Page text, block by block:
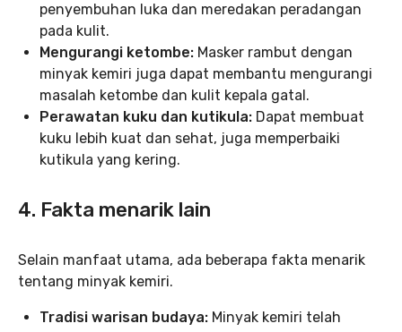
penyembuhan luka dan meredakan peradangan
pada kulit.
Mengurangi ketombe: Masker rambut dengan
minyak kemiri juga dapat membantu mengurangi
masalah ketombe dan kulit kepala gatal.
Perawatan kuku dan kutikula: Dapat membuat
kuku lebih kuat dan sehat, juga memperbaiki
kutikula yang kering.
4. Fakta menarik lain
Selain manfaat utama, ada beberapa fakta menarik
tentang minyak kemiri.
Tradisi warisan budaya: Minyak kemiri telah